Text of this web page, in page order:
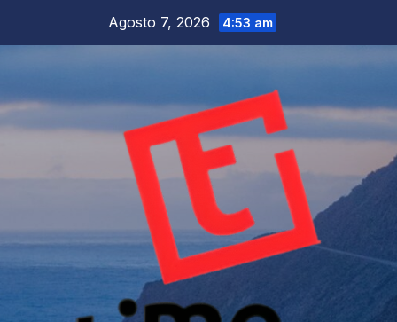
Agosto 7, 2026 4:53 am